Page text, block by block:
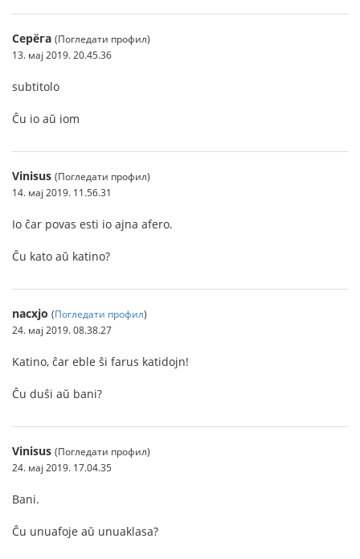
Серёга (Погледати профил)
13. мај 2019. 20.45.36
subtitolo
Ĉu io aŭ iom
Vinisus (Погледати профил)
14. мај 2019. 11.56.31
Io ĉar povas esti io ajna afero.
Ĉu kato aŭ katino?
nacxjo (Погледати профил)
24. мај 2019. 08.38.27
Katino, ĉar eble ŝi farus katidojn!
Ĉu duŝi aŭ bani?
Vinisus (Погледати профил)
24. мај 2019. 17.04.35
Bani.
Ĉu unuafoje aŭ unuaklasa?